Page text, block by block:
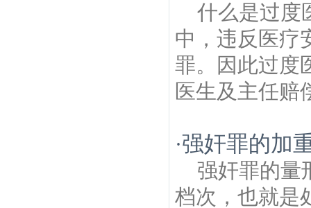
什么是过度
中，违反医疗
罪。因此过度
医生及主任赔
·强奸罪的加
强奸罪的量
档次，也就是